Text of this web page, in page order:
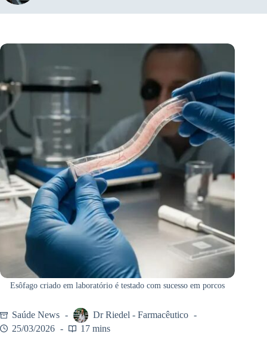
Esôfago criado em laboratório é testado com sucesso em porcos
Saúde News
Dr Riedel - Farmacêutico
25/03/2026
17 mins